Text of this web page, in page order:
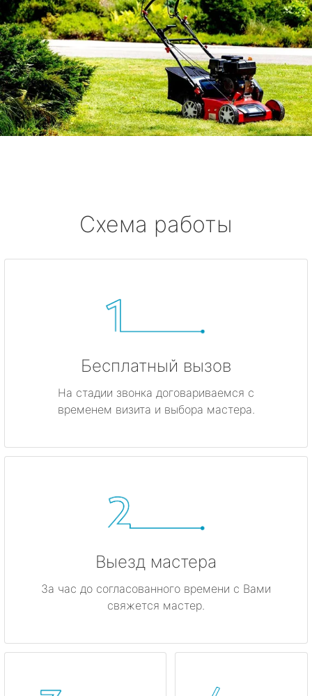
Схема работы
Бесплатный вызов
На стадии звонка договариваемся с
временем визита и выбора мастера.
Выезд мастера
За час до согласованного времени с Вами
свяжется мастер.